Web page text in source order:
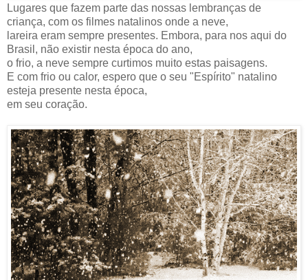
Lugares que fazem parte das nossas lembranças de
criança, com os filmes natalinos onde a neve,
lareira eram sempre presentes. Embora, para nos aqui do
Brasil, não existir nesta época do ano,
o frio, a neve sempre curtimos muito estas paisagens.
E com frio ou calor, espero que o seu "Espírito" natalino
esteja presente nesta época,
em seu coração.